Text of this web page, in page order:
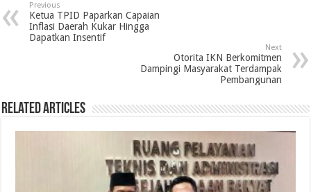
Previous
Ketua TPID Paparkan Capaian
Inflasi Daerah Kukar Hingga
Dapatkan Insentif
Next
Otorita IKN Berkomitmen
Dampingi Masyarakat Terdampak
Pembangunan
Related Articles